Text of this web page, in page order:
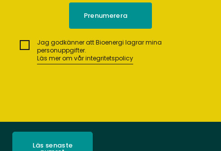
Jag godkänner att Bioenergi lagrar mina
personuppgifter.
Läs mer om vår integritetspolicy
Läs senaste